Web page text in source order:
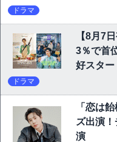
ドラマ
【8月7
3％で首
好スター
ドラマ
「恋は
ズ出演
演